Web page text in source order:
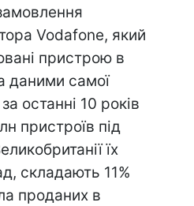
Vodafone, який
пристрою в
даними самої
останні 10 років
пристроїв під
їх
складають 11%
проданих в